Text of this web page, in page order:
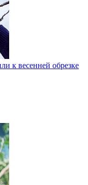
к весенней обрезке